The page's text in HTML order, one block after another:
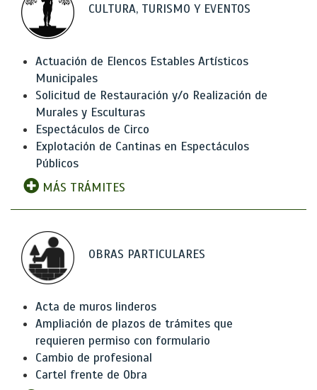
CULTURA, TURISMO Y EVENTOS
Actuación de Elencos Estables Artísticos
Municipales
Solicitud de Restauración y/o Realización de
Murales y Esculturas
Espectáculos de Circo
Explotación de Cantinas en Espectáculos
Públicos
MÁS TRÁMITES
OBRAS PARTICULARES
Acta de muros linderos
Ampliación de plazos de trámites que
requieren permiso con formulario
Cambio de profesional
Cartel frente de Obra